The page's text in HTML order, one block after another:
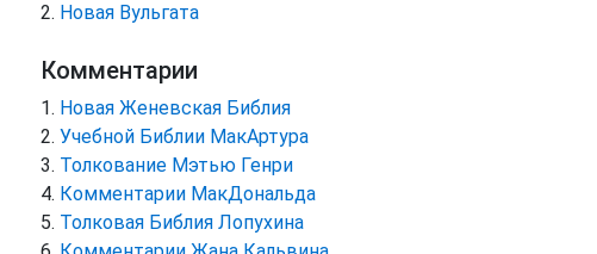
Новая Вульгата
Комментарии
Новая Женевская Библия
Учебной Библии МакАртура
Толкование Мэтью Генри
Комментарии МакДональда
Толковая Библия Лопухина